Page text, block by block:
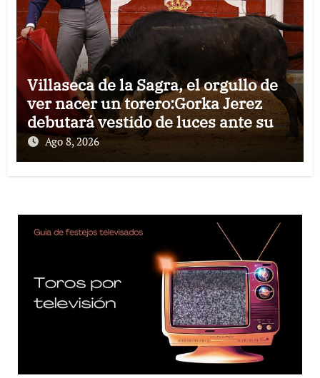
Villaseca de la Sagra, el orgullo de
ver nacer un torero:Gorka Jerez
debutará vestido de luces ante su
pueblo
Ago 8, 2026